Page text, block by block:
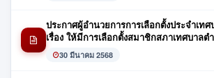
ประกาศผู้อำนวยการการเลือกตั้งประจำเท
เรื่อง ให้มีการเลือกตั้งสมาชิกสภาเทศบาลต
30 มีนาคม 2568